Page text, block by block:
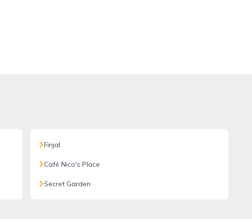
Finjal
Café Nico's Place
Secret Garden